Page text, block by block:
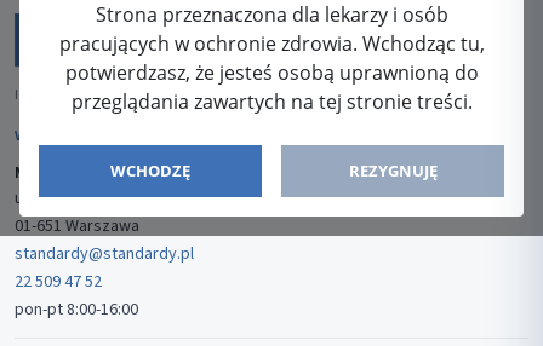
Strona przeznaczona dla lekarzy i osób
pracujących w ochronie zdrowia. Wchodząc tu,
potwierdzasz, że jesteś osobą uprawnioną do
przeglądania zawartych na tej stronie treści.
WCHODZĘ REZYGNUJĘ
ISSN: 2080-5438
WYDAWCA
Media-Press Sp. z o.o.
ul. Gwiaździsta 7B/8
01-651 Warszawa
standardy@standardy.pl
22 509 47 52
pon-pt 8:00-16:00